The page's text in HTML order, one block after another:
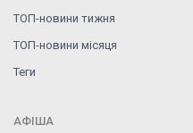
ТОП-новини тижня
ТОП-новини місяця
Теги
АФІША